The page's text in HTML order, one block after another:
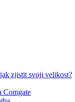
zjistit svoji velikost?
Comgate